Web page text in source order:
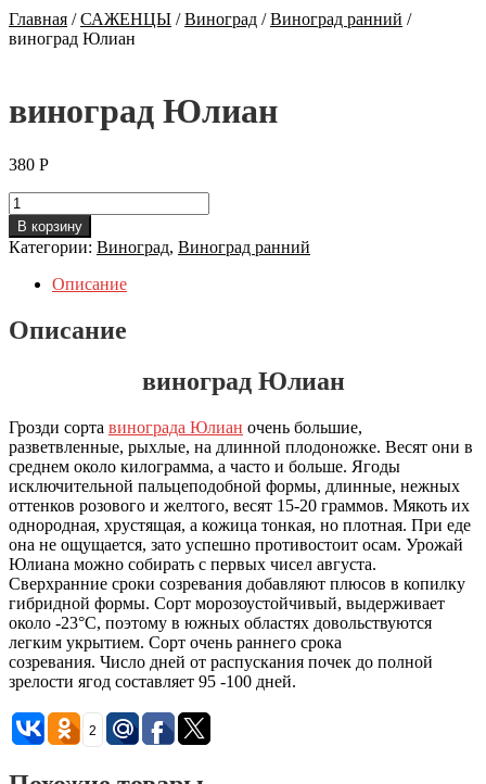
Главная /САЖЕНЦЫ /Виноград /Виноград ранний /
виноград Юлиан
виноград Юлиан
380 Р
Количество
виноград
Юлиан
В корзину
Категории: Виноград, Виноград ранний
Описание
Описание
виноград Юлиан
Грозди сорта винограда Юлиан очень большие,
разветвленные, рыхлые, на длинной плодоножке. Весят они в
среднем около килограмма, а часто и больше. Ягоды
исключительной пальцеподобной формы, длинные, нежных
оттенков розового и желтого, весят 15-20 граммов. Мякоть их
однородная, хрустящая, а кожица тонкая, но плотная. При еде
она не ощущается, зато успешно противостоит осам. Урожай
Юлиана можно собирать с первых чисел августа.
Сверхранние сроки созревания добавляют плюсов в копилку
гибридной формы. Сорт морозоустойчивый, выдерживает
около -23°С, поэтому в южных областях довольствуются
легким укрытием. Сорт очень раннего срока
созревания. Число дней от распускания почек до полной
зрелости ягод составляет 95 -100 дней.
2